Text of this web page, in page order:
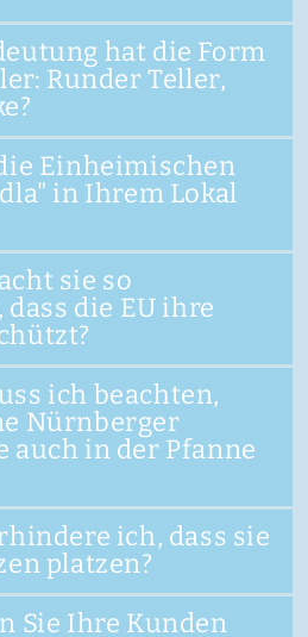
hat die Form
Runder Teller,
Einheimischen
in Ihrem Lokal
sie so
die EU ihre
ich beachten,
Nürnberger
auch in der Pfanne
ich, dass sie
platzen?
Sie Ihre Kunden